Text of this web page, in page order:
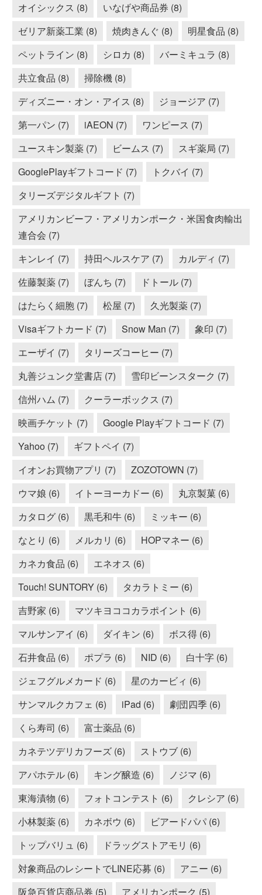
オイシックス (8)
いなげや商品券 (8)
ゼリア新薬工業 (8)
焼肉きんぐ (8)
明星食品 (8)
ペットライン (8)
シロカ (8)
バーミキュラ (8)
共立食品 (8)
掃除機 (8)
ディズニー・オン・アイス (8)
ジョージア (7)
第一パン (7)
iAEON (7)
ワンピース (7)
ユースキン製薬 (7)
ビームス (7)
スギ薬局 (7)
GooglePlayギフトコード (7)
トクバイ (7)
タリーズデジタルギフト (7)
アメリカンビーフ・アメリカンポーク・米国食肉輸出
連合会 (7)
キンレイ (7)
持田ヘルスケア (7)
カルディ (7)
佐藤製薬 (7)
ぼんち (7)
ドトール (7)
はたらく細胞 (7)
松屋 (7)
久光製薬 (7)
Visaギフトカード (7)
Snow Man (7)
象印 (7)
エーザイ (7)
タリーズコーヒー (7)
丸善ジュンク堂書店 (7)
雪印ビーンスターク (7)
信州ハム (7)
クーラーボックス (7)
映画チケット (7)
Google Playギフトコード (7)
Yahoo (7)
ギフトペイ (7)
イオンお買物アプリ (7)
ZOZOTOWN (7)
ウマ娘 (6)
イトーヨーカドー (6)
丸京製菓 (6)
カタログ (6)
黒毛和牛 (6)
ミッキー (6)
なとり (6)
メルカリ (6)
HOPマネー (6)
カネカ食品 (6)
エネオス (6)
Touch! SUNTORY (6)
タカラトミー (6)
吉野家 (6)
マツキヨココカラポイント (6)
マルサンアイ (6)
ダイキン (6)
ボス得 (6)
石井食品 (6)
ポプラ (6) NID (6)
白十字 (6)
ジェフグルメカード (6)
星のカービィ (6)
サンマルクカフェ (6)
iPad (6)
劇団四季 (6)
くら寿司 (6)
富士薬品 (6)
カネテツデリカフーズ (6)
ストウブ (6)
アパホテル (6)
キング醸造 (6)
ノジマ (6)
東海漬物 (6)
フォトコンテスト (6)
クレシア (6)
小林製薬 (6)
カネボウ (6)
ビアードパパ (6)
トップバリュ (6)
ドラッグストアモリ (6)
対象商品のレシートでLINE応募 (6)
アニー (6)
阪急百貨店商品券 (5)
アメリカンポーク (5)